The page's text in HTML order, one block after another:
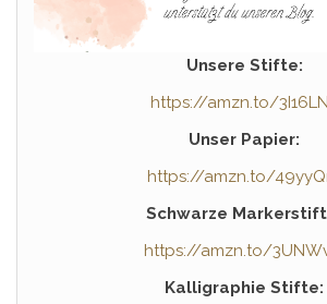
Unsere Stifte:
https://amzn.to/
Unser Papier:
https://amzn.to/
Schwarze
https://amzn.to/
Kalligraphie Stifte: